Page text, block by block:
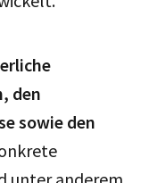
den
sowie den